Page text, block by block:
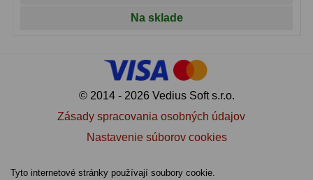
Na sklade
© 2014 - 2026 Vedius Soft s.r.o.
Zásady spracovania osobných údajov
Nastavenie súborov cookies
Tyto internetové stránky používají soubory cookie.